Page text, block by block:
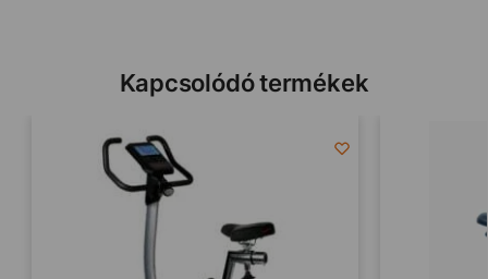
Kapcsolódó termékek